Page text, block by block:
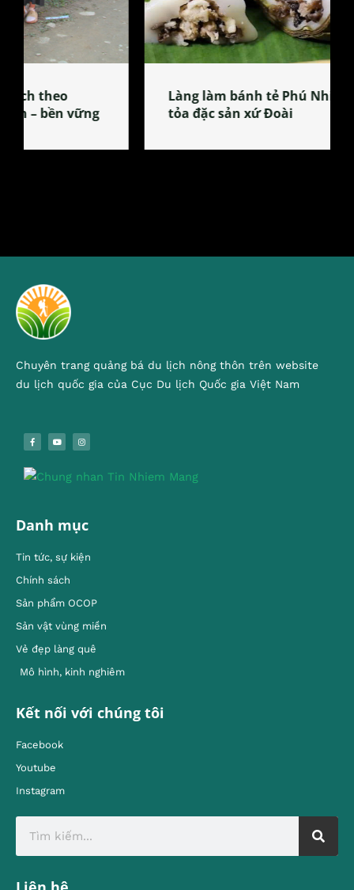
Làng làm bánh tẻ Phú Nhi – nơi lan
tỏa đặc sản xứ Đoài
Chuyên trang quảng bá du lịch nông thôn trên website
du lịch quốc gia của Cục Du lịch Quốc gia Việt Nam
Danh mục
Tin tức, sự kiện
Chính sách
Sản phẩm OCOP
Sản vật vùng miền
Vẻ đẹp làng quê
Mô hình, kinh nghiêm
Kết nối với chúng tôi
Facebook
Youtube
Instagram